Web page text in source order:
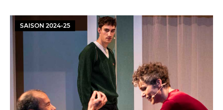
SAISON 2024-25